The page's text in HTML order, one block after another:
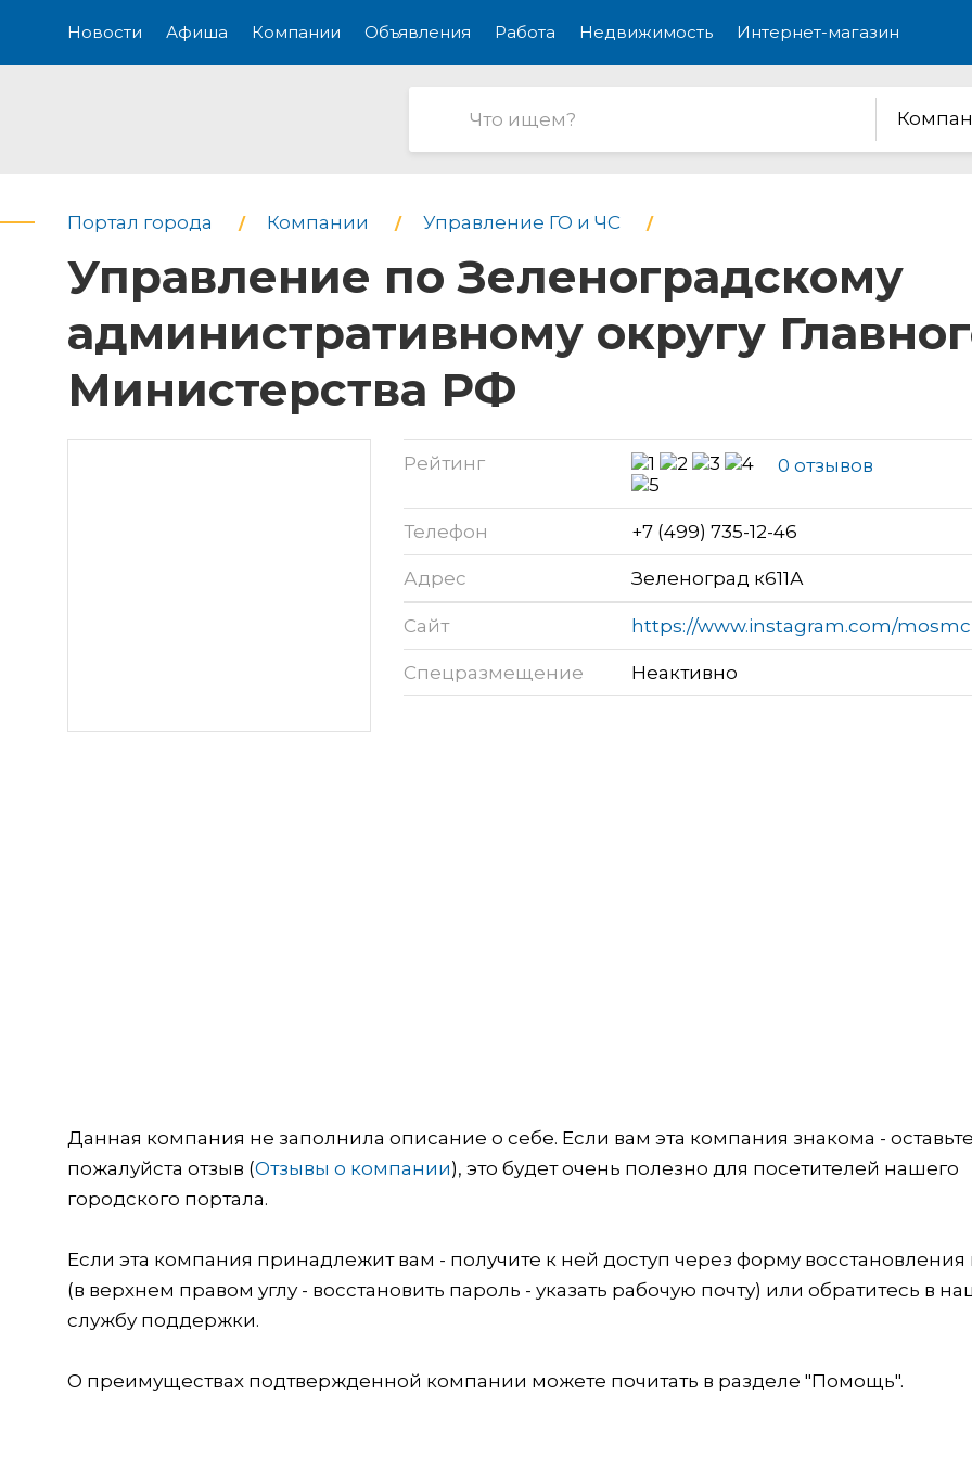
Новости Афиша Компании Объявления Работа Недвижимость Интернет-магазин
Портал города Компании Управление ГО и ЧС
Управление по Зеленоградскому
административному округу
Министерства РФ
Рейтинг 0 отзывов
Телефон +7 (499) 735-12-46
Адрес Зеленоград к611А
Сайт https://www.instagram.com/
Спецразмещение Неактивно
Данная компания не заполнила описание о себе. Если вам эта компания знакома -
пожалуйста отзыв (Отзывы о компании), это будет очень полезно для посетителей нашего
городского портала.
Если эта компания принадлежит вам - получите к ней доступ через форму восстановления
(в верхнем правом углу - восстановить пароль - указать рабочую почту) или обратитесь в
службу поддержки.
О преимуществах подтвержденной компании можете почитать в разделе "Помощь".